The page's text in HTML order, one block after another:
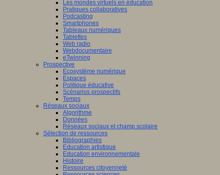
Les mondes virtuels en éducation
Pratiques collaboratives
Podcasting
Smartphones
Tableaux numériques
Tablettes
Web radio
Webdocumentaire
eTwinning
Prospective
Ecosystème numérique
Espaces
Politique éducative
Scénarios prospectifs
Temps
Réseaux sociaux
Algorithme
Données
Réseaux sociaux et champ scolaire
Sélection de ressources
Bibliographies
Education artistique
Education environnementale
Histoire
Ressources citoyenneté